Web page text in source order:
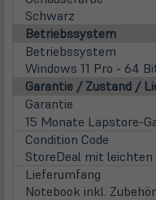
Schwarz
Betriebssystem
Betriebssystem
Windows 11 Pro - 64
Garantie / Zustand /
Garantie
15 Monate Lapstore-
Condition Code
StoreDeal mit leichten
Lieferumfang
Notebook inkl.